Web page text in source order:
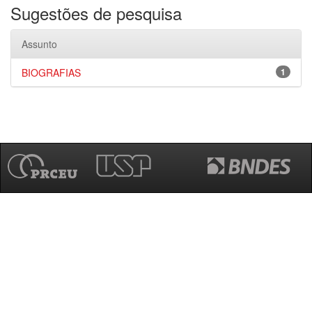
Sugestões de pesquisa
Assunto
1
BIOGRAFIAS